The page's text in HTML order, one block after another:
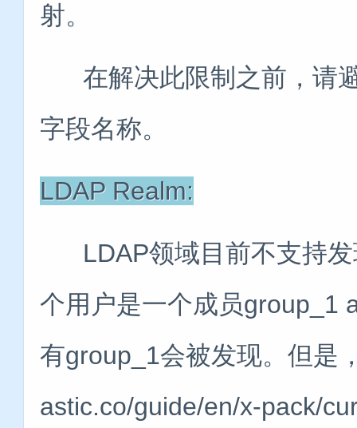
射。
在解决此限制之前，请
字段名称。
LDAP Realm:
LDAP领域目前不支持发
个用户是一个成员group_1
有group_1会被发现。但是
astic.co/guide/en/x-pack/